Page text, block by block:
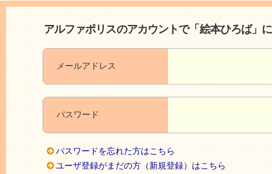
アルファポリスのアカウントで「絵本ひろば」
メールアドレス
パスワード
パスワードを忘れた方はこちら
ユーザ登録がまだの方（新規登録）はこちら